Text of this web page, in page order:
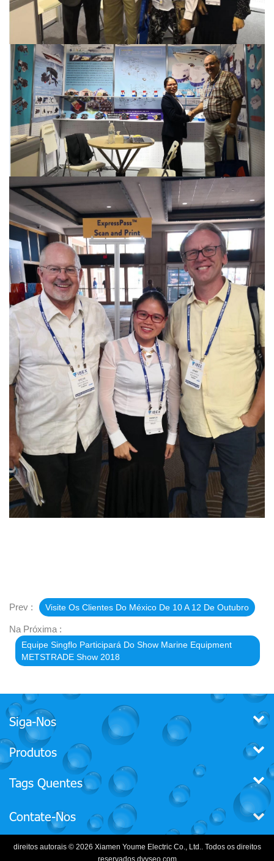
Prev : Visite Os Clientes Do México De 10 A 12 De Outubro
Na Próxima :
Equipe Singflo Participará Do Show Marine Equipment
METSTRADE Show 2018
Siga-Nos
Produtos
Tags Quentes
Contate-Nos
direitos autorais © 2026 Xiamen Youme Electric Co., Ltd.. Todos os direitos
reservados dyyseo.com